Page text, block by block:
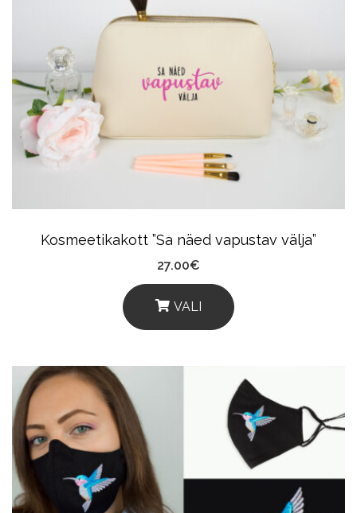
Kosmeetikakott ”Sa näed vapustav välja”
27.00€
VALI
This
Multiple
Variants.
Options